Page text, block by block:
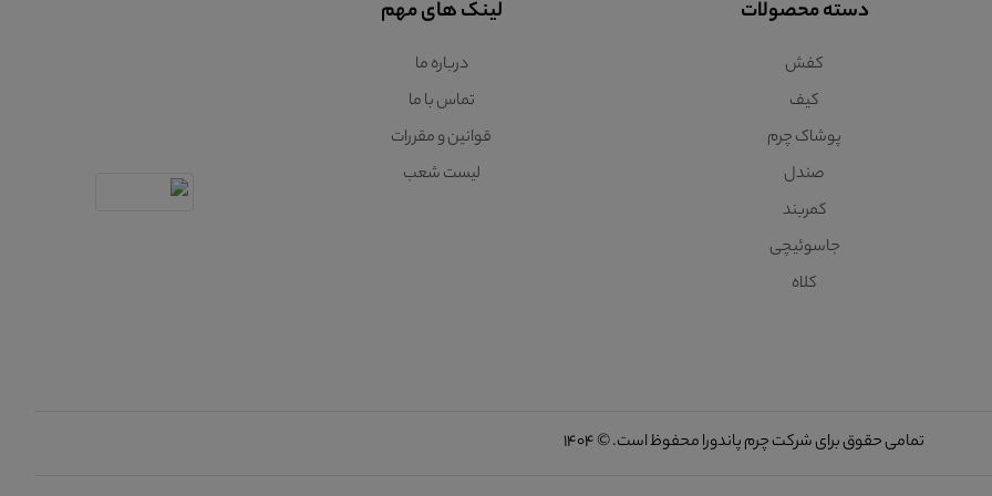
دسته محصولات
کفش
کیف
پوشاک چرم
صندل
کمربند
جاسوئیچی
کلاه
لینک های مهم
درباره ما
تماس با ما
قوانین و مقررات
لیست شعب
تمامی حقوق برای شرکت چرم پاندورا محفوظ است. © 1404